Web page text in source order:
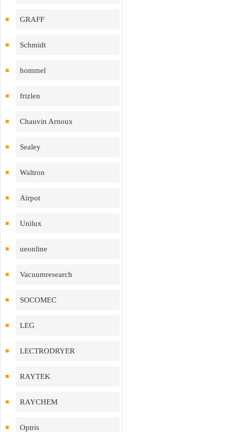
GRAFF
Schmidt
hommel
frizlen
Chauvin Arnoux
Sealey
Waltron
Airpot
Unilux
ueonline
Vacuumresearch
SOCOMEC
LEG
LECTRODRYER
RAYTEK
RAYCHEM
Optris